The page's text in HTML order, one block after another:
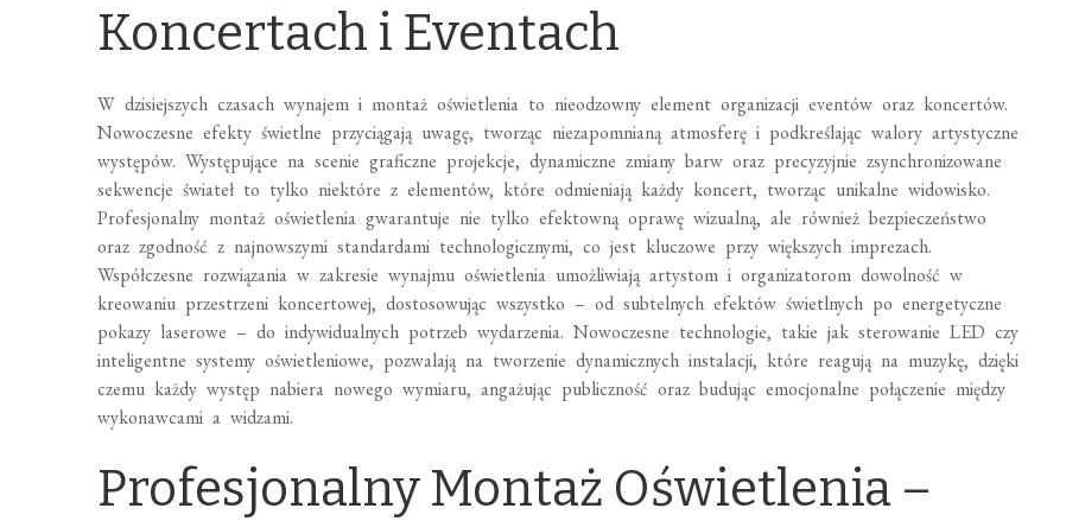
Koncertach i Eventach
W dzisiejszych czasach wynajem i montaż oświetlenia to nieodzowny element organizacji eventów oraz koncertów.
Nowoczesne efekty świetlne przyciągają uwagę, tworząc niezapomnianą atmosferę i podkreślając walory artystyczne
występów. Występujące na scenie graficzne projekcje, dynamiczne zmiany barw oraz precyzyjnie zsynchronizowane
sekwencje świateł to tylko niektóre z elementów, które odmieniają każdy koncert, tworząc unikalne widowisko.
Profesjonalny montaż oświetlenia gwarantuje nie tylko efektowną oprawę wizualną, ale również bezpieczeństwo
oraz zgodność z najnowszymi standardami technologicznymi, co jest kluczowe przy większych imprezach.
Współczesne rozwiązania w zakresie wynajmu oświetlenia umożliwiają artystom i organizatorom dowolność w
kreowaniu przestrzeni koncertowej, dostosowując wszystko – od subtelnych efektów świetlnych po energetyczne
pokazy laserowe – do indywidualnych potrzeb wydarzenia. Nowoczesne technologie, takie jak sterowanie LED czy
inteligentne systemy oświetleniowe, pozwalają na tworzenie dynamicznych instalacji, które reagują na muzykę, dzięki
czemu każdy występ nabiera nowego wymiaru, angażując publiczność oraz budując emocjonalne połączenie między
wykonawcami a widzami.
Profesjonalny Montaż Oświetlenia –